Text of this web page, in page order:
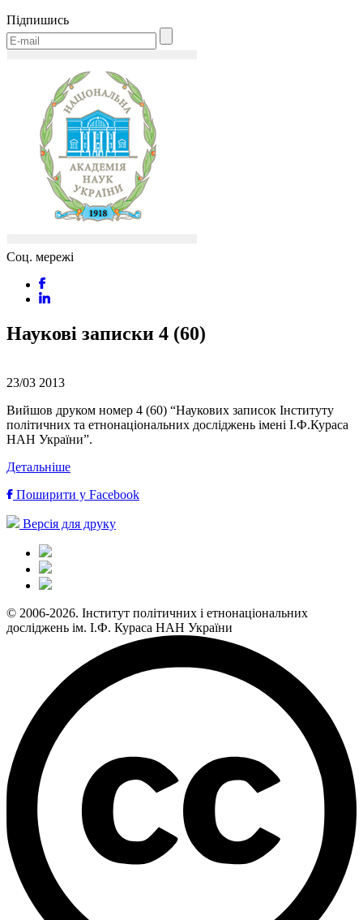
Підпишись
Соц. мережі
Наукові записки 4 (60)
23/03 2013
Вийшов друком номер 4 (60) “Наукових записок Інституту
політичних та етнонаціональних досліджень імені І.Ф.Кураса
НАН України”.
Детальніше
Поширити у Facebook
Версія для друку
© 2006-2026. Інститут політичних і етнонаціональних
досліджень ім. І.Ф. Кураса НАН України